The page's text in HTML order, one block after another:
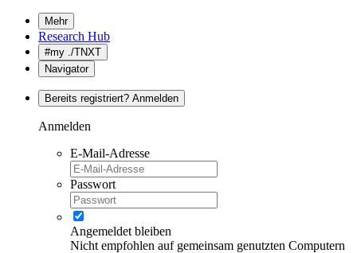
Mehr
Research Hub
#my ./TNXT
Navigator
Bereits registriert? Anmelden
Anmelden
E-Mail-Adresse
Passwort
Angemeldet bleiben
Nicht empfohlen auf gemeinsam genutzten Computern